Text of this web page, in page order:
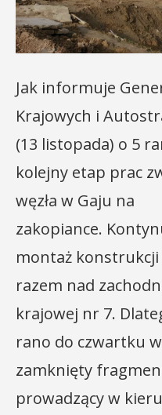
Jak informuje
Krajowych i
(13 listopada) o 5
kolejny etap prac
węzła w Gaju na
zakopiance.
montaż
razem nad
krajowej nr 7.
rano do czwartku
zamknięty
prowadzący w